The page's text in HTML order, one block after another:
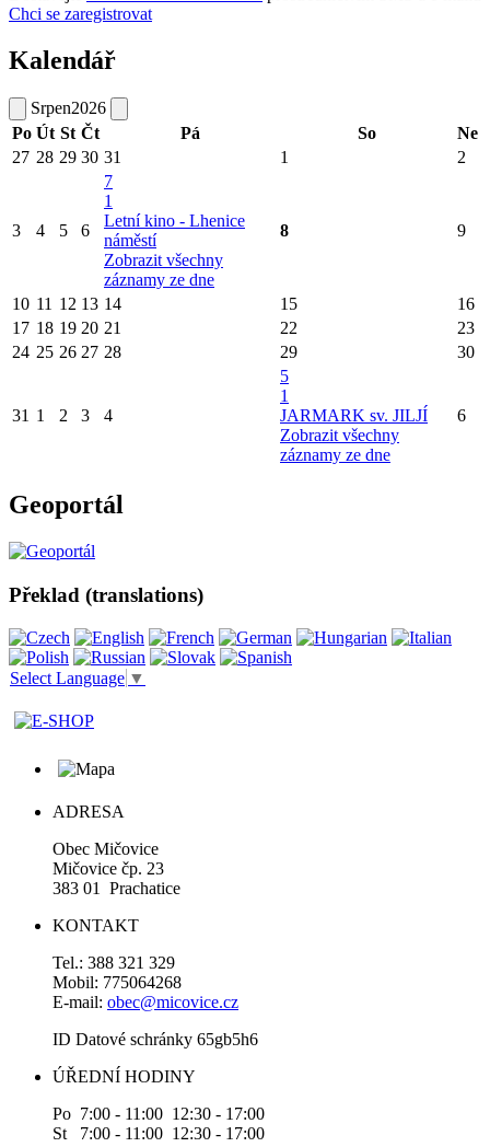
Chci se zaregistrovat
Kalendář
Srpen2026
Po Út St Čt Pá So
Ne
27 28 29 30 31 1 2
3 4 5 6
7
1
Letní kino - Lhenice
náměstí
Zobrazit všechny
záznamy ze dne
8 9
10 11 12 13 14 15
16
17 18 19 20 21 22
23
24 25 26 27 28 29 30
31 1 2 3 4
5
1
JARMARK sv. JILJÍ
Zobrazit všechny
záznamy ze dne
6
Geoportál
Překlad (translations)
Select Language ▼
ADRESA
Obec Mičovice
Mičovice čp. 23
383 01 Prachatice
KONTAKT
Tel.: 388 321 329
Mobil: 775064268
E-mail: obec@micovice.cz
ID Datové schránky 65gb5h6
ÚŘEDNÍ HODINY
Po 7:00 - 11:00 12:30 - 17:00
St 7:00 - 11:00 12:30 - 17:00